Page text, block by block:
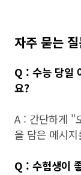
자주 묻는
Q : 수능 당일
요?
A : 간단하게 "
을 담은 메시
Q : 수험생이